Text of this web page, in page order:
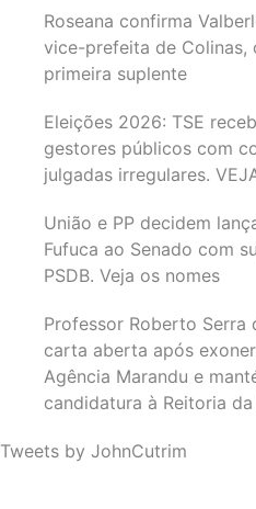
Roseana confirma
vice-prefeita de Colinas,
primeira suplente
Eleições 2026: TSE
gestores públicos com
julgadas irregulares.
União e PP decidem
Fufuca ao Senado com
PSDB. Veja os nomes
Professor Roberto Serra
carta aberta após
Agência Marandu e
candidatura à Reitoria da
Tweets by JohnCutrim